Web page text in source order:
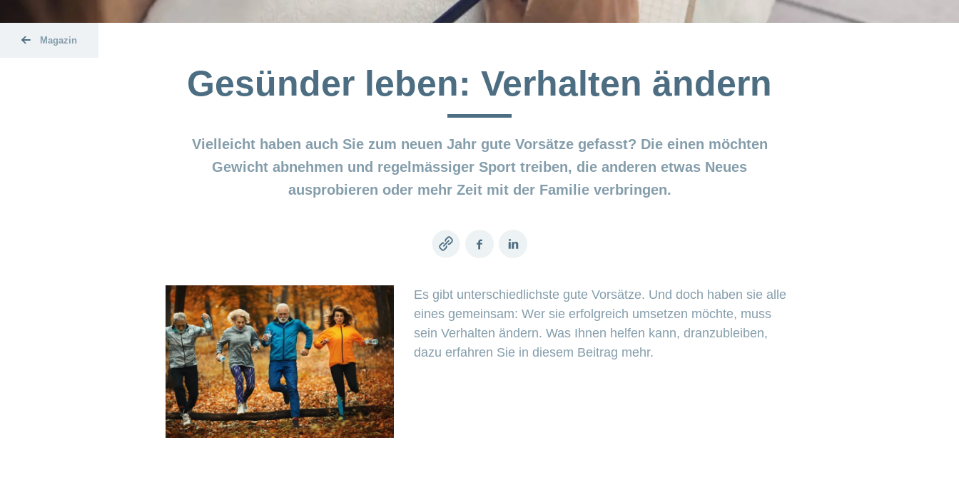
Magazin
Gesünder leben: Verhalten ändern
Vielleicht haben auch Sie zum neuen Jahr gute Vorsätze gefasst? Die einen möchten
Gewicht abnehmen und regelmässiger Sport treiben, die anderen etwas Neues
ausprobieren oder mehr Zeit mit der Familie verbringen.
Copy
FacebookLinkedIn
Es gibt unterschiedlichste gute Vorsätze. Und doch haben sie alle
eines gemeinsam: Wer sie erfolgreich umsetzen möchte, muss
sein Verhalten ändern. Was Ihnen helfen kann, dranzubleiben,
dazu erfahren Sie in diesem Beitrag mehr.